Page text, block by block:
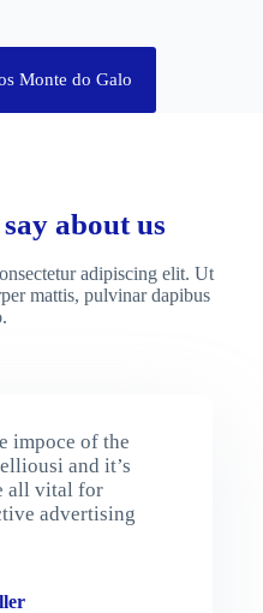
Monte do Galo
about us
adipiscing elit. Ut
mattis, pulvinar dapibus
impoce of the
and it’s
all vital for
advertising